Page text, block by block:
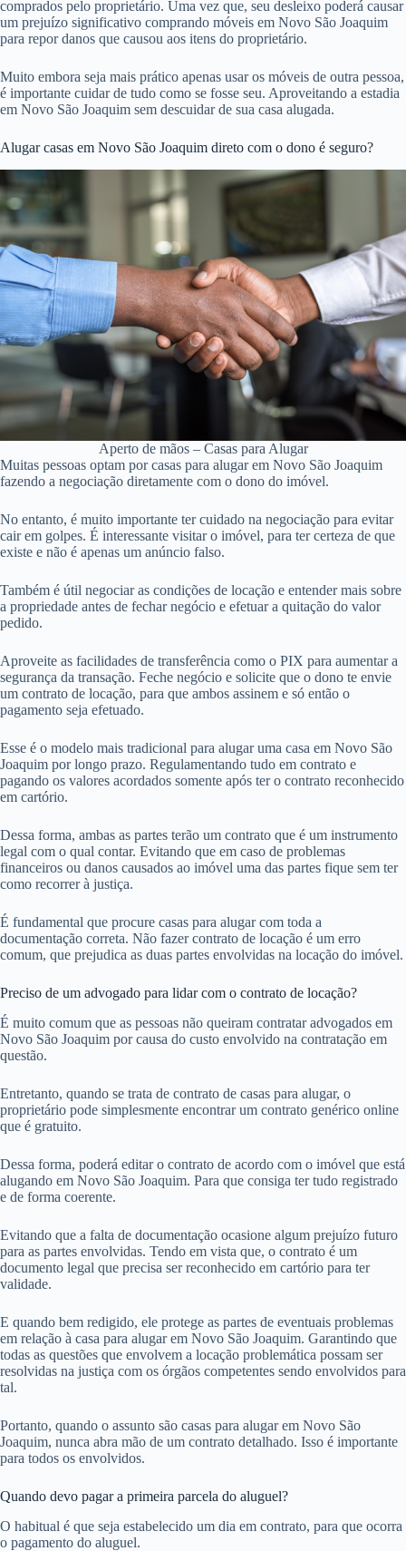
comprados pelo proprietário. Uma vez que, seu desleixo poderá causar
um prejuízo significativo comprando móveis em Novo São Joaquim
para repor danos que causou aos itens do proprietário.
Muito embora seja mais prático apenas usar os móveis de outra pessoa,
é importante cuidar de tudo como se fosse seu. Aproveitando a estadia
em Novo São Joaquim sem descuidar de sua casa alugada.
Alugar casas em Novo São Joaquim direto com o dono é seguro?
Aperto de mãos – Casas para Alugar
Muitas pessoas optam por casas para alugar em Novo São Joaquim
fazendo a negociação diretamente com o dono do imóvel.
No entanto, é muito importante ter cuidado na negociação para evitar
cair em golpes. É interessante visitar o imóvel, para ter certeza de que
existe e não é apenas um anúncio falso.
Também é útil negociar as condições de locação e entender mais sobre
a propriedade antes de fechar negócio e efetuar a quitação do valor
pedido.
Aproveite as facilidades de transferência como o PIX para aumentar a
segurança da transação. Feche negócio e solicite que o dono te envie
um contrato de locação, para que ambos assinem e só então o
pagamento seja efetuado.
Esse é o modelo mais tradicional para alugar uma casa em Novo São
Joaquim por longo prazo. Regulamentando tudo em contrato e
pagando os valores acordados somente após ter o contrato reconhecido
em cartório.
Dessa forma, ambas as partes terão um contrato que é um instrumento
legal com o qual contar. Evitando que em caso de problemas
financeiros ou danos causados ao imóvel uma das partes fique sem ter
como recorrer à justiça.
É fundamental que procure casas para alugar com toda a
documentação correta. Não fazer contrato de locação é um erro
comum, que prejudica as duas partes envolvidas na locação do imóvel.
Preciso de um advogado para lidar com o contrato de locação?
É muito comum que as pessoas não queiram contratar advogados em
Novo São Joaquim por causa do custo envolvido na contratação em
questão.
Entretanto, quando se trata de contrato de casas para alugar, o
proprietário pode simplesmente encontrar um contrato genérico online
que é gratuito.
Dessa forma, poderá editar o contrato de acordo com o imóvel que está
alugando em Novo São Joaquim. Para que consiga ter tudo registrado
e de forma coerente.
Evitando que a falta de documentação ocasione algum prejuízo futuro
para as partes envolvidas. Tendo em vista que, o contrato é um
documento legal que precisa ser reconhecido em cartório para ter
validade.
E quando bem redigido, ele protege as partes de eventuais problemas
em relação à casa para alugar em Novo São Joaquim. Garantindo que
todas as questões que envolvem a locação problemática possam ser
resolvidas na justiça com os órgãos competentes sendo envolvidos para
tal.
Portanto, quando o assunto são casas para alugar em Novo São
Joaquim, nunca abra mão de um contrato detalhado. Isso é importante
para todos os envolvidos.
Quando devo pagar a primeira parcela do aluguel?
O habitual é que seja estabelecido um dia em contrato, para que ocorra
o pagamento do aluguel.